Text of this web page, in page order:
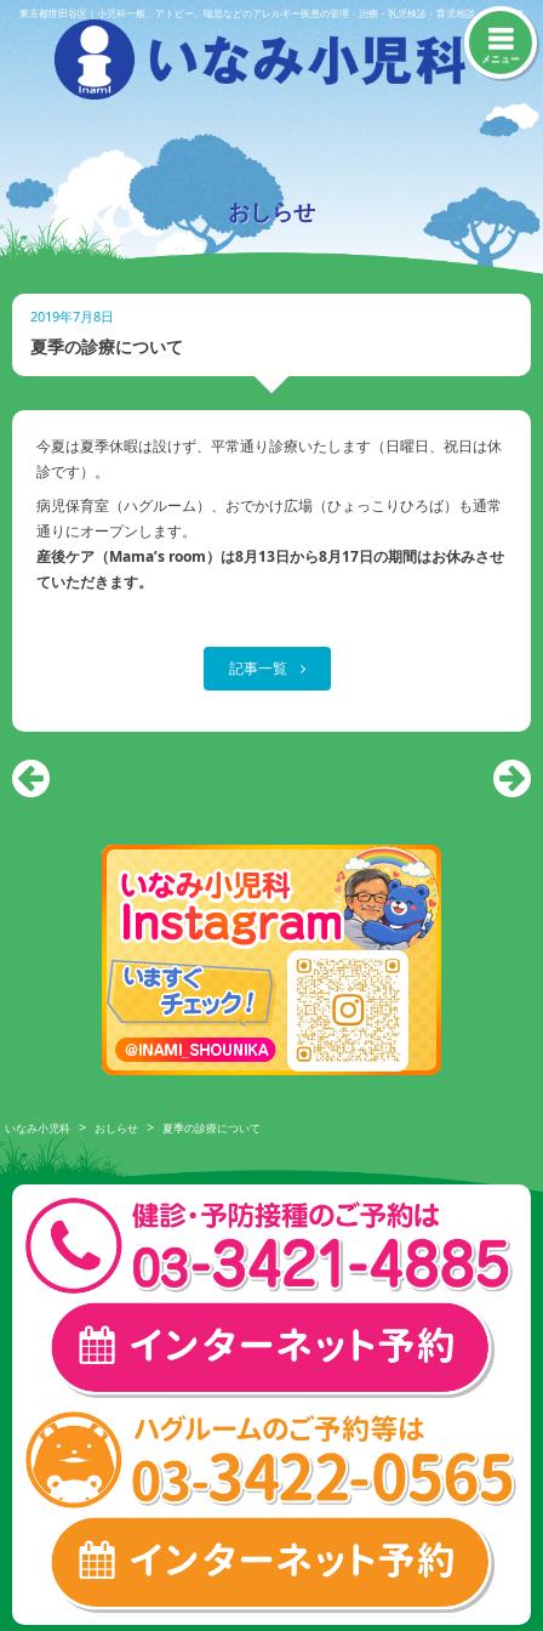
Skip東京都世田谷区｜小児科一般、アトピー、喘息などのアレルギー疾患の管理・治療・乳児検診・育児相談・予防接種
メニュー
おしらせ
2019年7月8日
夏季の診療について
今夏は夏季休暇は設けず、平常通り診療いたします（日曜日、祝日は休
診です）。
病児保育室（ハグルーム）、おでかけ広場（ひょっこりひろば）も通常
通りにオープンします。
産後ケア（Mama’s room）は8月13日から8月17日の期間はお休みさせ
ていただきます。
記事一覧
いなみ小児科 > おしらせ > 夏季の診療について